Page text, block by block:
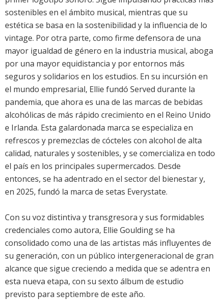
sostenibles en el ámbito musical, mientras que su
estética se basa en la sostenibilidad y la influencia de lo
vintage. Por otra parte, como firme defensora de una
mayor igualdad de género en la industria musical, aboga
por una mayor equidistancia y por entornos más
seguros y solidarios en los estudios. En su incursión en
el mundo empresarial, Ellie fundó Served durante la
pandemia, que ahora es una de las marcas de bebidas
alcohólicas de más rápido crecimiento en el Reino Unido
e Irlanda. Esta galardonada marca se especializa en
refrescos y premezclas de cócteles con alcohol de alta
calidad, naturales y sostenibles, y se comercializa en todo
el país en los principales supermercados. Desde
entonces, se ha adentrado en el sector del bienestar y,
en 2025, fundó la marca de setas Everystate.
Con su voz distintiva y transgresora y sus formidables
credenciales como autora, Ellie Goulding se ha
consolidado como una de las artistas más influyentes de
su generación, con un público intergeneracional de gran
alcance que sigue creciendo a medida que se adentra en
esta nueva etapa, con su sexto álbum de estudio
previsto para septiembre de este año.